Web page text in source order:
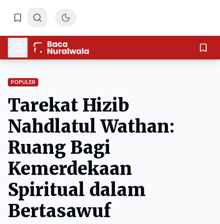
POPULER
Tarekat Hizib
Nahdlatul Wathan:
Ruang Bagi
Kemerdekaan
Spiritual dalam
Bertasawuf